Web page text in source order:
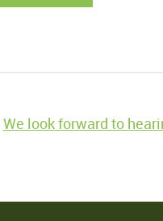
We look forward to